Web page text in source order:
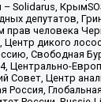
депутатов,
прав человека
дикого
Свободная
Центрально-
Центр